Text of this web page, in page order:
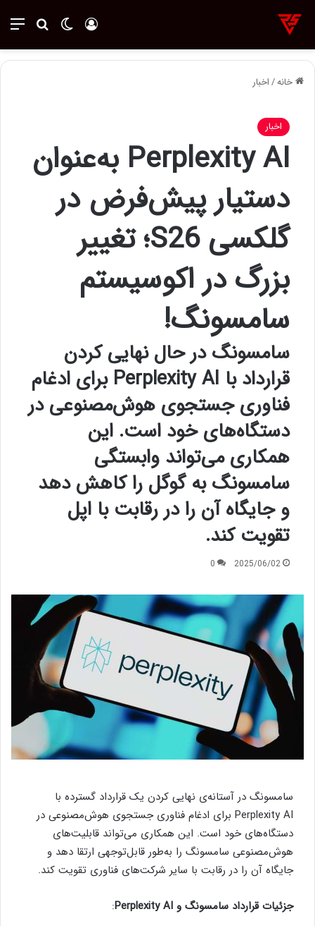
تغییر پوسته ورود
خانه/اخبار
اخبار
Perplexity AI به‌عنوان
دستیار پیش‌فرض در
گلکسی S26؛ تغییر
بزرگ در اکوسیستم
سامسونگ!
سامسونگ در حال نهایی کردن
قرارداد با Perplexity AI برای ادغام
فناوری جستجوی هوش‌مصنوعی در
دستگاه‌های خود است. این
همکاری می‌تواند وابستگی
سامسونگ به گوگل را کاهش دهد
و جایگاه آن را در رقابت با اپل
تقویت کند.
2025/06/02
0
سامسونگ در آستانه‌ی نهایی کردن یک قرارداد گسترده با
Perplexity AI برای ادغام فناوری جستجوی هوش‌مصنوعی در
دستگاه‌های خود است. این همکاری می‌تواند قابلیت‌های
هوش‌مصنوعی سامسونگ را به‌طور قابل‌توجهی ارتقا دهد و
جایگاه آن را در رقابت با سایر شرکت‌های فناوری تقویت کند.
جزئیات قرارداد سامسونگ و Perplexity AI :